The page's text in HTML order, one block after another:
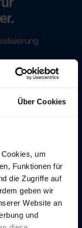
Über Cookies
um
Funktionen für
die Zugriffe auf
geben wir
Website an
und